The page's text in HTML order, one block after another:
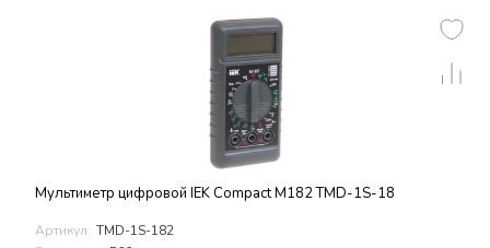
Мультиметр цифровой IEK Compact M182 TMD-1S-18
Артикул: TMD-1S-182